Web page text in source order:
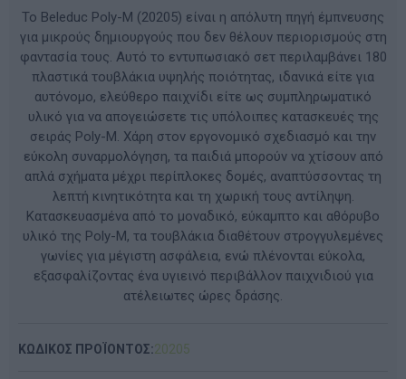
Το Beleduc Poly-M (20205) είναι η απόλυτη πηγή έμπνευσης
για μικρούς δημιουργούς που δεν θέλουν περιορισμούς στη
φαντασία τους. Αυτό το εντυπωσιακό σετ περιλαμβάνει 180
πλαστικά τουβλάκια υψηλής ποιότητας, ιδανικά είτε για
αυτόνομο, ελεύθερο παιχνίδι είτε ως συμπληρωματικό
υλικό για να απογειώσετε τις υπόλοιπες κατασκευές της
σειράς Poly-M. Χάρη στον εργονομικό σχεδιασμό και την
εύκολη συναρμολόγηση, τα παιδιά μπορούν να χτίσουν από
απλά σχήματα μέχρι περίπλοκες δομές, αναπτύσσοντας τη
λεπτή κινητικότητα και τη χωρική τους αντίληψη.
Κατασκευασμένα από το μοναδικό, εύκαμπτο και αθόρυβο
υλικό της Poly-M, τα τουβλάκια διαθέτουν στρογγυλεμένες
γωνίες για μέγιστη ασφάλεια, ενώ πλένονται εύκολα,
εξασφαλίζοντας ένα υγιεινό περιβάλλον παιχνιδιού για
ατέλειωτες ώρες δράσης.
ΚΩΔΙΚΟΣ ΠΡΟΪΟΝΤΟΣ:20205